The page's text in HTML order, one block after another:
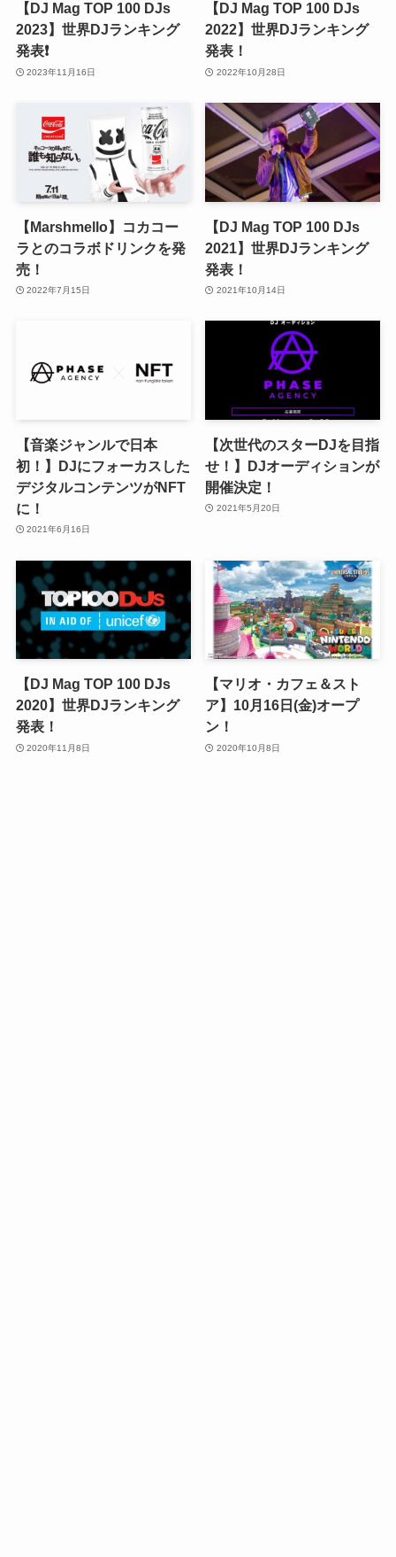
【DJ Mag TOP 100 DJs
2023】世界DJランキング
発表❗️
2023年11月16日
【DJ Mag TOP 100 DJs
2022】世界DJランキング
発表！
2022年10月28日
【Marshmello】コカコー
ラとのコラボドリンクを発
売！
2022年7月15日
【DJ Mag TOP 100 DJs
2021】世界DJランキング
発表！
2021年10月14日
【音楽ジャンルで日本
初！】DJにフォーカスした
デジタルコンテンツがNFT
に！
2021年6月16日
【次世代のスターDJを目指
せ！】DJオーディションが
開催決定！
2021年5月20日
【DJ Mag TOP 100 DJs
2020】世界DJランキング
発表！
2020年11月8日
【マリオ・カフェ＆スト
ア】10月16日(金)オープ
ン！
2020年10月8日